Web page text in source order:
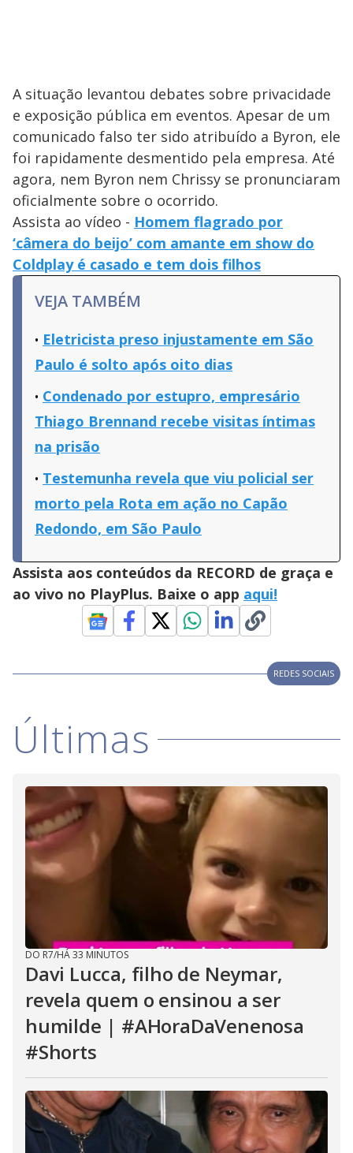
A situação levantou debates sobre privacidade
e exposição pública em eventos. Apesar de um
comunicado falso ter sido atribuído a Byron, ele
foi rapidamente desmentido pela empresa. Até
agora, nem Byron nem Chrissy se pronunciaram
oficialmente sobre o ocorrido.
Assista ao vídeo - Homem flagrado por
‘câmera do beijo’ com amante em show do
Coldplay é casado e tem dois filhos
VEJA TAMBÉM
Eletricista preso injustamente em São
Paulo é solto após oito dias
Condenado por estupro, empresário
Thiago Brennand recebe visitas íntimas
na prisão
Testemunha revela que viu policial ser
morto pela Rota em ação no Capão
Redondo, em São Paulo
Assista aos conteúdos da RECORD de graça e
ao vivo no PlayPlus. Baixe o app aqui!
REDES SOCIAIS
Últimas
DO R7/HÁ 33 MINUTOS
Davi Lucca, filho de Neymar,
revela quem o ensinou a ser
humilde | #AHoraDaVenenosa
#Shorts